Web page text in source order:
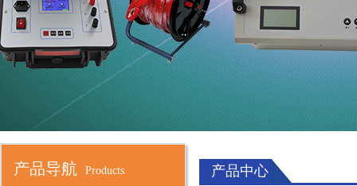
产品导航 Products 产品中心